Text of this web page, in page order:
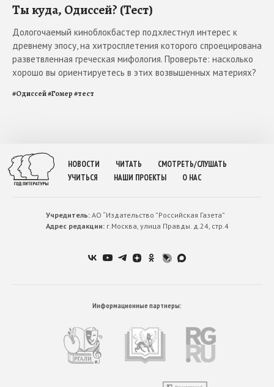
Ты куда, Одиссей? (Тест)
Дологочаемый киноблокбастер подхлестнул интерес к
древнему эпосу, на хитросплетения которого спроецирована
разветвленная греческая мифология. Проверьте: насколько
хорошо вы ориентируетесь в этих возвышенных материях?
#Одиссей#Гомер#тест
НОВОСТИ ЧИТАТЬ
СМОТРЕТЬ/СЛУШАТЬ
УЧИТЬСЯ
НАШИ ПРОЕКТЫ О НАС
Учредитель:АО “Издательство ”Российская Газета”
Адрес редакции:г.Москва, улица Правды. д.24, стр.4
Информационные партнеры: